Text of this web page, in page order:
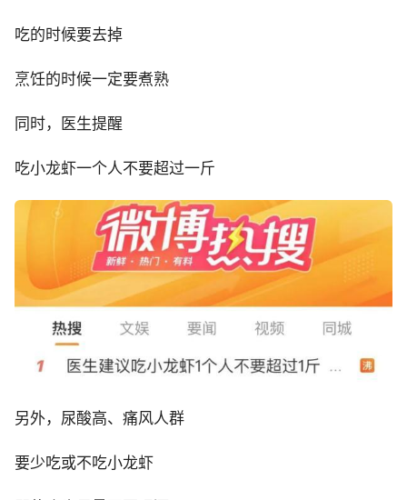
吃的时候要去掉
烹饪的时候一定要煮熟
同时，医生提醒
吃小龙虾一个人不要超过一斤
另外，尿酸高、痛风人群
要少吃或不吃小龙虾